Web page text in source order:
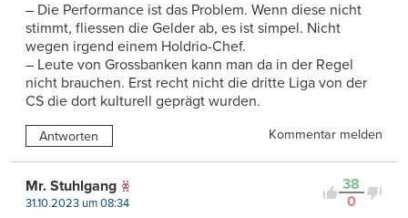
– Die Performance ist das Problem. Wenn diese nicht
stimmt, fliessen die Gelder ab, es ist simpel. Nicht
wegen irgend einem Holdrio-Chef.
– Leute von Grossbanken kann man da in der Regel
nicht brauchen. Erst recht nicht die dritte Liga von der
CS die dort kulturell geprägt wurden.
Antworten Kommentar melden
38
0
Mr. Stuhlgang
31.10.2023 um 08:34